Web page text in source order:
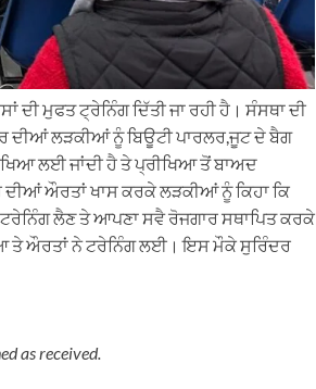
ਮੁਫਤ ਟ੍ਰੇਨਿੰਗ ਦਿੱਤੀ ਜਾ ਰਹੀ ਹੈ। ਸੰਸਥਾ ਦੀ
ਦੀਆਂ ਲੜਕੀਆਂ ਨੂੰ ਬਿਊਟੀ ਪਾਰਲਰ,ਜੂਟ ਦੇ ਬੈਗ
ਲਈ ਜਾਂਦੀ ਹੈ ਤੇ ਪ੍ਰੀਖਿਆ ਤੋਂ ਬਾਅਦ
ਔਰਤਾਂ ਖਾਸ ਕਰਕੇ ਲੜਕੀਆਂ ਨੂੰ ਕਿਹਾ ਕਿ
ਲੈਣ ਤੇ ਆਪਣਾ ਸਵੈ ਰੋਜਗਾਰ ਸਥਾਪਿਤ ਕਰਕੇ
ਤੇ ਔਰਤਾਂ ਨੇ ਟਰੇਨਿੰਗ ਲਈ। ਇਸ ਮੌਕੇ ਸੁਰਿੰਦਰ
as received.